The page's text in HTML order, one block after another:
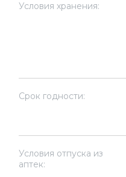
Условия хранения:
Срок годности:
Условия отпуска из
аптек: